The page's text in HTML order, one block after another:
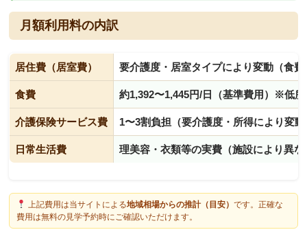
月額利用料の内訳
居住費（居室費） 要介護度・居室タイプにより変動（食
食費 約1,392〜1,445円/日（基準費用）※低
介護保険サービス費 1〜3割負担（要介護度・所得により変動
日常生活費 理美容・衣類等の実費（施設により異な
上記費用は当サイトによる地域相場からの推計（目安） です。正確な
費用は無料の見学予約時にご確認いただけます。